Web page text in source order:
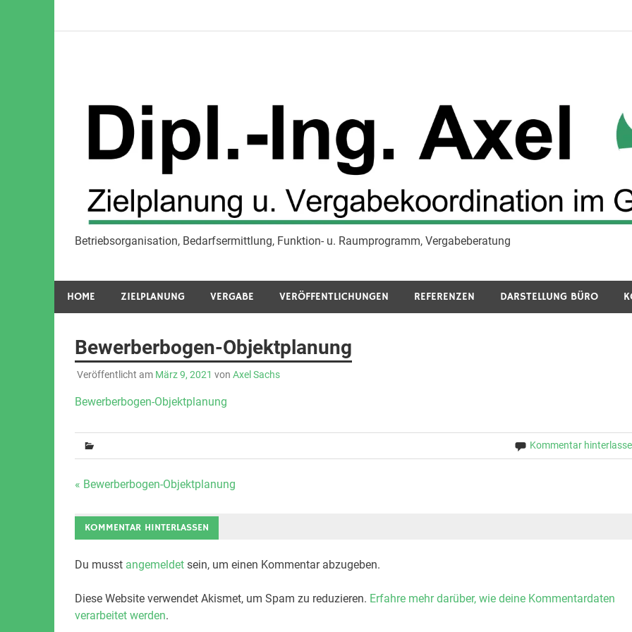
Zielplanung u. Vergabekoordination im
Betriebsorganisation, Bedarfsermittlung, Funktion- u. Raumprogramm, Vergabeberatung
HOME ZIELPLANUNG VERGABE VERÖFFENTLICHUNGEN REFERENZEN DARSTELLUNG BÜRO
Bewerberbogen-Objektplanung
Veröffentlicht am März 9, 2021 von Axel Sachs
Bewerberbogen-Objektplanung
Kommentar
Beitrags-
Navigation
« Bewerberbogen-Objektplanung
KOMMENTAR HINTERLASSEN
Du musst angemeldetsein, um einen Kommentar abzugeben.
Diese Website verwendet Akismet, um Spam zu reduzieren. Erfahre mehr darüber, wie deine Kommentardaten
verarbeitet werden.